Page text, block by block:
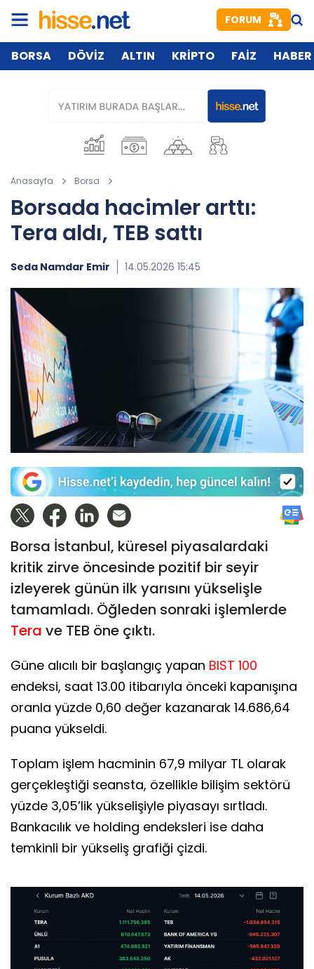
FORUM
BORSA DÖVİZ ALTIN KRİPTO FAİZ HABER
Anasayfa Borsa
Borsada hacimler arttı:
Tera aldı, TEB sattı
Seda Namdar Emir 14.05.2026 15:45
Borsa İstanbul, küresel piyasalardaki
kritik zirve öncesinde pozitif bir seyir
izleyerek günün ilk yarısını yükselişle
tamamladı. Öğleden sonraki işlemlerde
Tera ve TEB öne çıktı.
Güne alıcılı bir başlangıç yapan BIST 100
endeksi, saat 13.00 itibarıyla önceki kapanışına
oranla yüzde 0,60 değer kazanarak 14.686,64
puana yükseldi.
Toplam işlem hacminin 67,9 milyar TL olarak
gerçekleştiği seansta, özellikle bilişim sektörü
yüzde 3,05’lik yükselişiyle piyasayı sırtladı.
Bankacılık ve holding endeksleri ise daha
temkinli bir yükseliş grafiği çizdi.